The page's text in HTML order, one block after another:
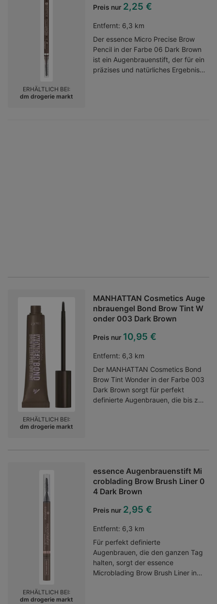
sich für verschiedene Looks
Preis nur 2,25 €
Entfernt: 6,3 km
Der essence Micro Precise Brow
Pencil in der Farbe 06 Dark Brown
ist ein Augenbrauenstift, der für ein
präzises und natürliches Ergebnis
ERHÄLTLICH BEI:
dm drogerie markt
MANHATTAN Cosmetics Auge
nbrauengel Bond Brow Tint W
onder 003 Dark Brown
Preis nur 10,95 €
Entfernt: 6,3 km
Der MANHATTAN Cosmetics Bond
Brow Tint Wonder in der Farbe 003
Dark Brown sorgt für perfekt
definierte Augenbrauen, die bis zu
pflegt die Brauen und lässt sie
dichter aussehen. Nach dem
Abziehen passt sich der Farbton
Hautfarbe an. Die vegane Formel
für einen makellosen Look von
morgens bis
abends.Kategorie:Wimpern- &
Augenbrauenfarbe
ERHÄLTLICH BEI:
dm drogerie markt
essence Augenbrauenstift Mi
croblading Brow Brush Liner 0
4 Dark Brown
Preis nur 2,95 €
Entfernt: 6,3 km
Für perfekt definierte
Augenbrauen, die den ganzen Tag
halten, sorgt der essence
Microblading Brow Brush Liner in
ERHÄLTLICH BEI:
dm drogerie markt